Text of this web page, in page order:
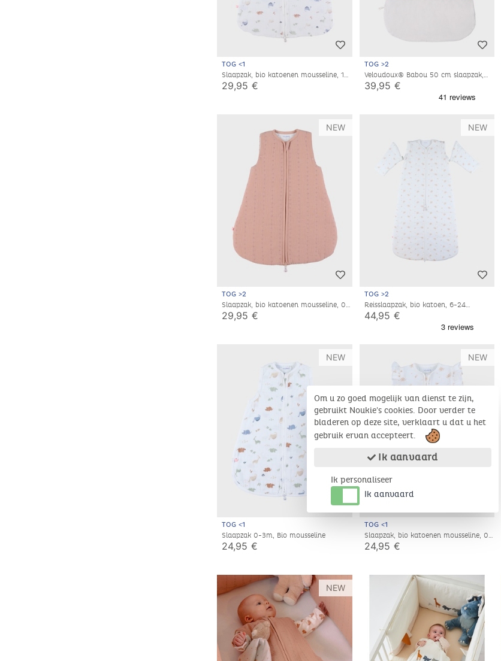
TOG <1
Slaapzak, bio katoenen mousseline, 1-6
maanden
29,95 €
TOG >2
Veloudoux® Babou 50 cm slaapzak,
ecru/lichtgrijs
39,95 €
NEW
TOG >2
Slaapzak, bio katoenen mousseline, 0-
3 maanden
29,95 €
NEW
TOG >2
Reisslaapzak, bio katoen, 6-24
maanden
44,95 €
NEW
TOG <1
Slaapzak 0-3m, Bio mousseline
24,95 €
NEW
TOG <1
Slaapzak, bio katoenen mousseline, 0-
3 maanden
24,95 €
NEW
Om u zo goed mogelijk van dienst te zijn,
gebruikt Noukie's cookies. Door verder te
bladeren op deze site, verklaart u dat u het
gebruik ervan accepteert.
Ik aanvaard
Ik personaliseer
Ik aanvaard